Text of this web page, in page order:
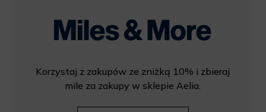
Korzystaj z zakupów ze zniżką 10% i zbieraj
mile za zakupy w sklepie Aelia.